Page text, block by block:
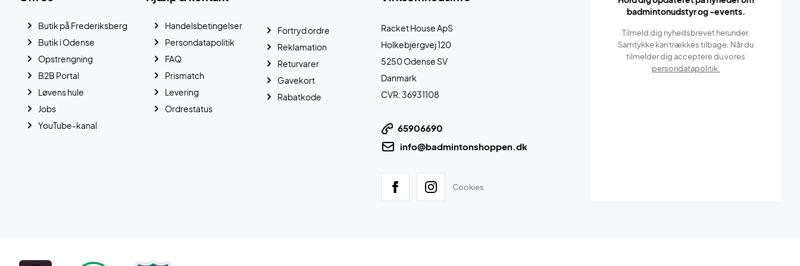
Racket House ApS
Holkebjergvej 120
5250 Odense SV
Danmark
CVR: 36931108
65906690
info@badmintonshoppen.dk
Cookies
Handelsbetingelser
Persondatapolitik
FAQ
Prismatch
Levering
Ordrestatus
Fortryd ordre
Reklamation
Returvarer
Gavekort
Rabatkode
Butik på Frederiksberg
Butik i Odense
Opstrengning
B2B Portal
Løvens hule
Jobs
YouTube-kanal
badmintonudstyr og -events.
Tilmeld dig nyhedsbrevet herunder.
Samtykke kan trækkes tilbage. Når du
tilmelder dig acceptere du vores
persondatapolitik.